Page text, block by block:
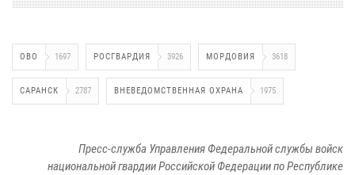
ОВО 1697 РОСГВАРДИЯ 3926 МОРДОВИЯ 3618
САРАНСК 2787 ВНЕВЕДОМСТВЕННАЯ ОХРАНА 1975
Пресс-служба Управления Федеральной службы войск
национальной гвардии Российской Федерации по Республике